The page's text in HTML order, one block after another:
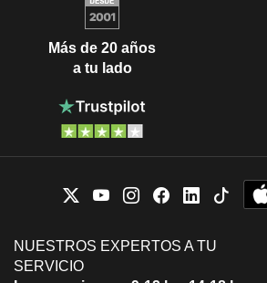
Más de 20 años
a tu lado
NUESTROS EXPERTOS A TU
SERVICIO